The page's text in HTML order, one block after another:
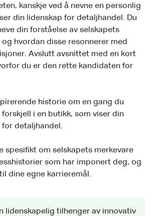
kanskje ved å nevne en personlig
din lidenskap for detaljhandel. Du
din forståelse av selskapets
hvordan disse resonnerer med
Avslutt avsnittet med en kort
du er den rette kandidaten for
historie om en gang du
i en butikk, som viser din
for detaljhandel.
spesifikt om selskapets merkevare
som har imponert deg, og
dine egne karrieremål.
lidenskapelig tilhenger av innovativ